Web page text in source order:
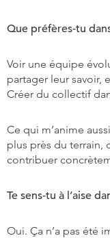
Que préfères-tu
Voir une équipe
partager leur savoir,
Créer du collectif
Ce qui m’anime
plus près du terrain,
contribuer
Te sens-tu à l’aise
Oui. Ça n’a pas été